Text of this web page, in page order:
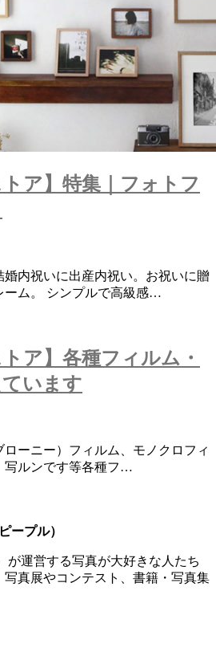
トア】特集｜フォトフ
内祝いに出産内祝い。お祝いに贈
ーム。 シンプルで高級感…
ア】各種フィルム・
います
ローニー）フィルム、モノクロフィ
写ルンです等各種フ…
ープル）
が運営する写真が大好きな人たち
写真展やコンテスト、書籍・写真集